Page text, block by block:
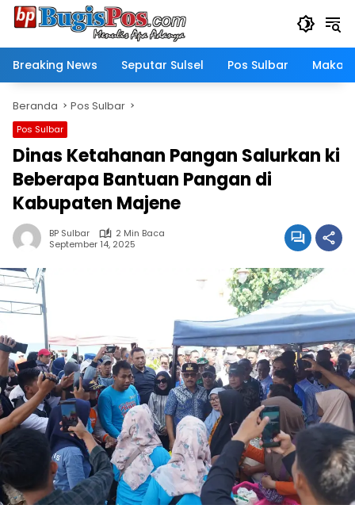
Langsung
Breaking News
Seputar Sulsel Pos Sulbar
Beranda Pos Sulbar
Pos Sulbar
Dinas Ketahanan Pangan Salurkan ki
Beberapa Bantuan Pangan di
Kabupaten Majene
BP Sulbar
2 Min Baca
September 14, 2025